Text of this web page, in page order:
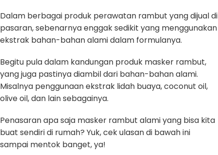
Dalam berbagai produk perawatan rambut yang dijual di
pasaran, sebenarnya enggak sedikit yang menggunakan
ekstrak bahan-bahan alami dalam formulanya.
Begitu pula dalam kandungan produk masker rambut,
yang juga pastinya diambil dari bahan-bahan alami.
Misalnya penggunaan ekstrak lidah buaya, coconut oil,
olive oil, dan lain sebagainya.
Penasaran apa saja masker rambut alami yang bisa kita
buat sendiri di rumah? Yuk, cek ulasan di bawah ini
sampai mentok banget, ya!